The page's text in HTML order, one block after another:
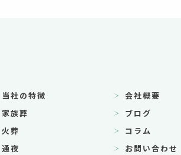
当社の特徴
家族葬
火葬
通夜
会社概要
ブログ
コラム
お問い合わせ